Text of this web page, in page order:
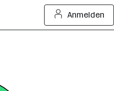
Anmelden